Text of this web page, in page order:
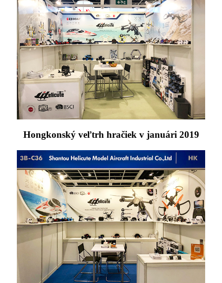
Hongkonský veľtrh hračiek v januári 2019